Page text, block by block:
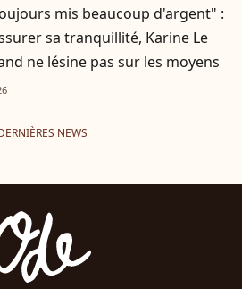
mis beaucoup d'argent" :
sa tranquillité, Karine Le
ne lésine pas sur les moyens
NEWS